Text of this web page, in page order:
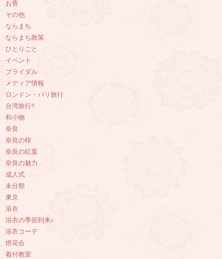
お香
その他
ならまち
ならまち散策
ひとりごと
イベント
ブライダル
メディア情報
ロンドン・パリ旅行
台湾旅行‼︎
和小物
奈良
奈良の桜
奈良の紅葉
奈良の魅力
成人式
未分類
東京
浴衣
浴衣の季節到来♪
浴衣コーデ
燈花会
着付教室